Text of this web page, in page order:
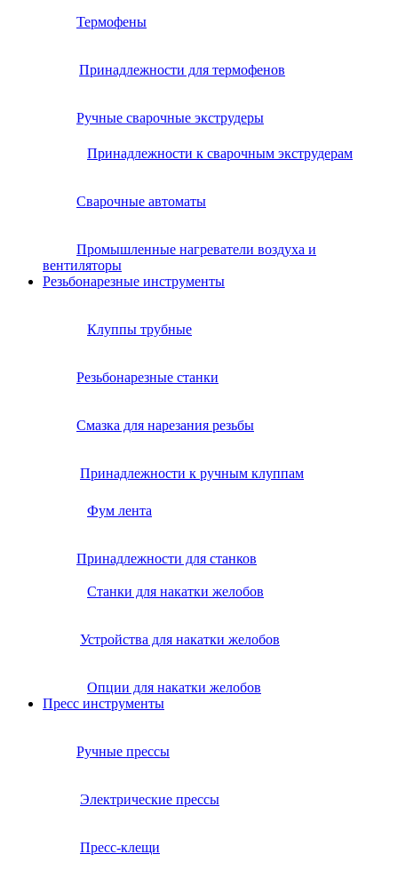
Термофены
Принадлежности для термофенов
Ручные сварочные экструдеры
Принадлежности к сварочным экструдерам
Сварочные автоматы
Промышленные нагреватели воздуха и
вентиляторы
Резьбонарезные инструменты
Клуппы трубные
Резьбонарезные станки
Смазка для нарезания резьбы
Принадлежности к ручным клуппам
Фум лента
Принадлежности для станков
Станки для накатки желобов
Устройства для накатки желобов
Опции для накатки желобов
Пресс инструменты
Ручные прессы
Электрические прессы
Пресс-клещи